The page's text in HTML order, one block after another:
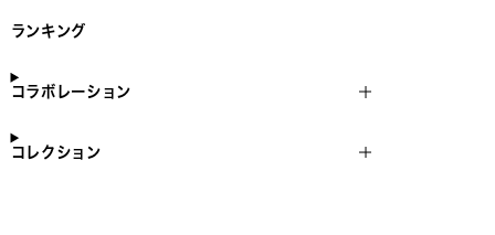
ランキング
コラボレーション
コレクション